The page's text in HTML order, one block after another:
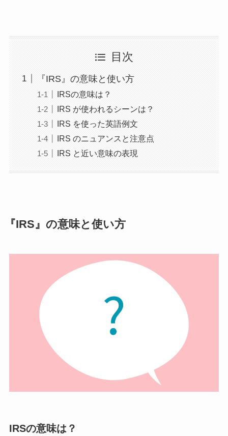
目次
『IRS』の意味と使い方
IRSの意味は？
IRS が使われるシーンは？
IRS を使った英語例文
IRS のニュアンスと注意点
IRS と近い意味の表現
『IRS』の意味と使い方
IRSの意味は？